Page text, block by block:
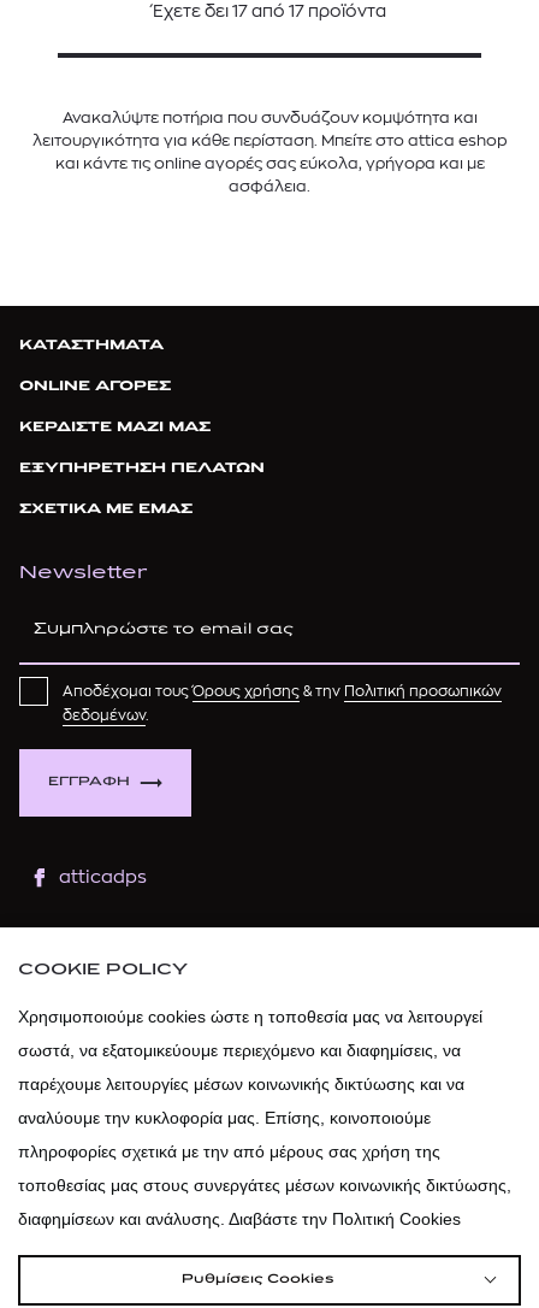
Έχετε δει 17 από 17 προϊόντα
Ανακαλύψτε ποτήρια που συνδυάζουν κομψότητα και
λειτουργικότητα για κάθε περίσταση. Μπείτε στο attica eshop
και κάντε τις online αγορές σας εύκολα, γρήγορα και με
ασφάλεια.
ΚΑΤΑΣΤΗΜΑΤΑ
ONLINE ΑΓΟΡΕΣ
ΚΕΡΔΙΣΤΕ ΜΑΖΙ ΜΑΣ
ΕΞΥΠΗΡΕΤΗΣΗ ΠΕΛΑΤΩΝ
ΣΧΕΤΙΚΑ ΜΕ ΕΜΑΣ
Newsletter
ΕΓΓΡΑΦΗ
Αποδέχομαι τουςΌρους χρήσης & την Πολιτική προσωπικών
δεδομένων.
atticadps
atticadps
COOKIE POLICY
Χρησιμοποιούμε cookies ώστε η τοποθεσία μας να λειτουργεί
σωστά, να εξατομικεύουμε περιεχόμενο και διαφημίσεις, να
παρέχουμε λειτουργίες μέσων κοινωνικής δικτύωσης και να
αναλύουμε την κυκλοφορία μας. Επίσης, κοινοποιούμε
πληροφορίες σχετικά με την από μέρους σας χρήση της
τοποθεσίας μας στους συνεργάτες μέσων κοινωνικής δικτύωσης,
διαφημίσεων και ανάλυσης. Διαβάστε την Πολιτική Cookies
Ρυθμίσεις Cookies